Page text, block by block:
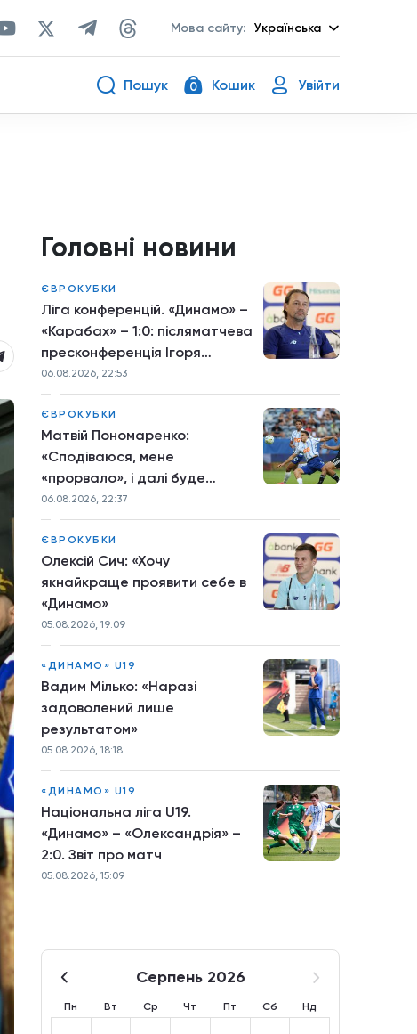
Мова сайту: Українська
Пошук 0 Кошик Увійти
Головні новини
ЄВРОКУБКИ
Ліга конференцій. «Динамо» –
«Карабах» – 1:0: післяматчева
пресконференція Ігоря
Костюка
06.08.2026, 22:53
ЄВРОКУБКИ
Матвій Пономаренко:
«Сподіваюся, мене
«прорвало», і далі буде
більше»
06.08.2026, 22:37
ЄВРОКУБКИ
Олексій Сич: «Хочу
якнайкраще проявити себе в
«Динамо»
05.08.2026, 19:09
«ДИНАМО» U19
Вадим Мілько: «Наразі
задоволений лише
результатом»
05.08.2026, 18:18
«ДИНАМО» U19
Національна ліга U19.
«Динамо» – «Олександрія» –
2:0. Звіт про матч
05.08.2026, 15:09
Серпень 2026
Пн Вт Ср Чт Пт Сб Нд